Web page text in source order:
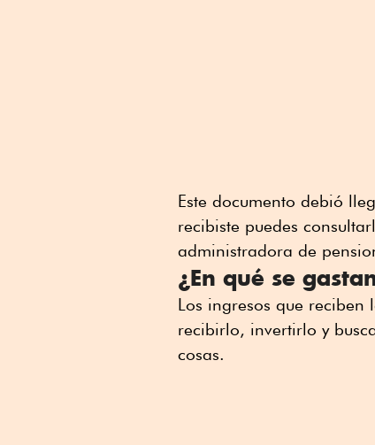
Este documento debió
recibiste puedes
administradora de
¿En qué se
Los ingresos que
recibirlo, invertirlo y
cosas.